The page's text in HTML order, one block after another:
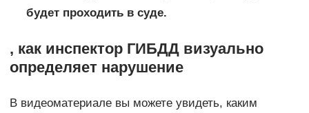
будет проходить в суде.
, как инспектор ГИБДД визуально
определяет нарушение
В видеоматериале вы можете увидеть, каким